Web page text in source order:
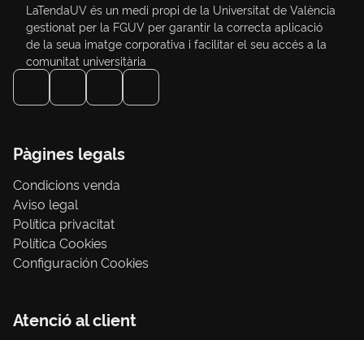
LaTendaUV és un medi propi de la Universitat de València
gestionat per la FGUV per garantir la correcta aplicació
de la seua imatge corporativa i facilitar el seu accés a la
comunitat universitària
Pàgines legals
Condicions venda
Aviso legal
Política privacitat
Política Cookies
Configuración Cookies
Atenció al client